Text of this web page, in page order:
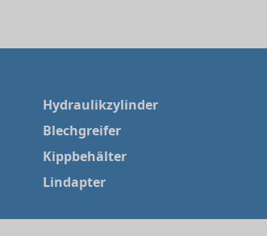
Hydraulikzylinder
Blechgreifer
Kippbehälter
Lindapter